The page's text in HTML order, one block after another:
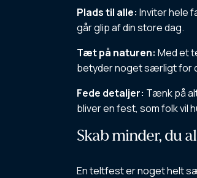
Plads til alle: Inviter hele
går glip af din store dag.
Tæt på naturen: Med et
betyder noget særligt for
Fede detaljer: Tænk på
bliver en fest, som folk vil
Skab minder, du
En teltfest er noget helt